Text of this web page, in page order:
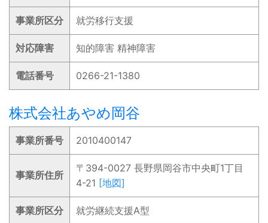
事業所区分 就労移行支援
対応障害 知的障害 精神障害
電話番号 0266-21-1380
株式会社あやめ岡谷
事業所番号 2010400147
事業所住所
〒394-0027 長野県岡谷市中央町1丁目
4-21 [地図]
事業所区分 就労継続支援A型